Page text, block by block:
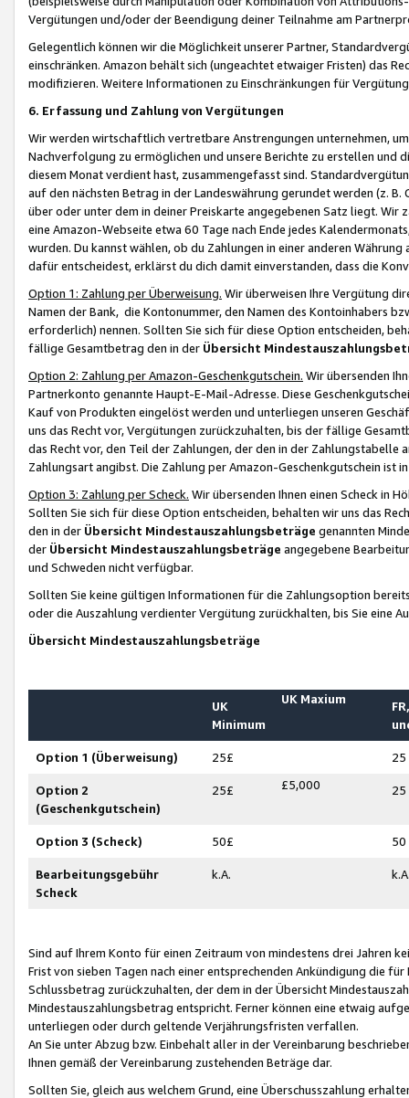
Vergütungen und/oder der Beendigung deiner Teilnahme am
Gelegentlich können wir die Möglichkeit unserer Partner,
einschränken. Amazon behält sich (ungeachtet etwaiger Fristen) das
modifizieren. Weitere Informationen zu Einschränkungen für
6. Erfassung und Zahlung von Vergütungen
Wir werden wirtschaftlich vertretbare Anstrengungen unternehmen,
Nachverfolgung zu ermöglichen und unsere Berichte zu erstellen und
diesem Monat verdient hast, zusammengefasst sind.
auf den nächsten Betrag in der Landeswährung gerundet werden (z.
über oder unter dem in deiner Preiskarte angegebenen Satz liegt.
eine Amazon-Webseite etwa 60 Tage nach Ende jedes
wurden. Du kannst wählen, ob du Zahlungen in einer anderen
dafür entscheidest, erklärst du dich damit einverstanden, dass die
Option 1: Zahlung per Überweisung. Wir überweisen Ihre Vergütung
Namen der Bank, die Kontonummer, den Namen des Kontoinhabers
erforderlich) nennen. Sollten Sie sich für diese Option entscheiden,
fällige Gesamtbetrag den in der Übersicht
Option 2: Zahlung per Amazon-Geschenkgutschein. Wir übersenden
Partnerkonto genannte Haupt-E-Mail-Adresse. Diese
Kauf von Produkten eingelöst werden und unterliegen unseren
uns das Recht vor, Vergütungen zurückzuhalten, bis der fällige
das Recht vor, den Teil der Zahlungen, der den in der
Zahlungsart angibst. Die Zahlung per Amazon-Geschenkgutschein ist
Option 3: Zahlung per Scheck. Wir übersenden Ihnen einen Scheck in
Sollten Sie sich für diese Option entscheiden, behalten wir uns das
den in der Übersicht Mindestauszahlungsbeträge genannten
der Übersicht Mindestauszahlungsbeträge angegebene
und Schweden nicht verfügbar.
Sollten Sie keine gültigen Informationen für die Zahlungsoption
oder die Auszahlung verdienter Vergütung zurückhalten, bis Sie
Übersicht Mindestauszahlungsbeträge
UK
Minimum
UK Maxium
Option 1 (Überweisung) 25£ 25
Option 2
(Geschenkgutschein)
25£ £5,000 25
Option 3 (Scheck) 50£ 50
Bearbeitungsgebühr
Scheck
k.A.
Sind auf Ihrem Konto für einen Zeitraum von mindestens drei Jahren
Frist von sieben Tagen nach einer entsprechenden Ankündigung die
Schlussbetrag zurückzuhalten, der dem in der Übersicht
Mindestauszahlungsbetrag entspricht. Ferner können eine etwaig
unterliegen oder durch geltende Verjährungsfristen verfallen.
An Sie unter Abzug bzw. Einbehalt aller in der Vereinbarung
Ihnen gemäß der Vereinbarung zustehenden Beträge dar.
Sollten Sie, gleich aus welchem Grund, eine Überschusszahlung